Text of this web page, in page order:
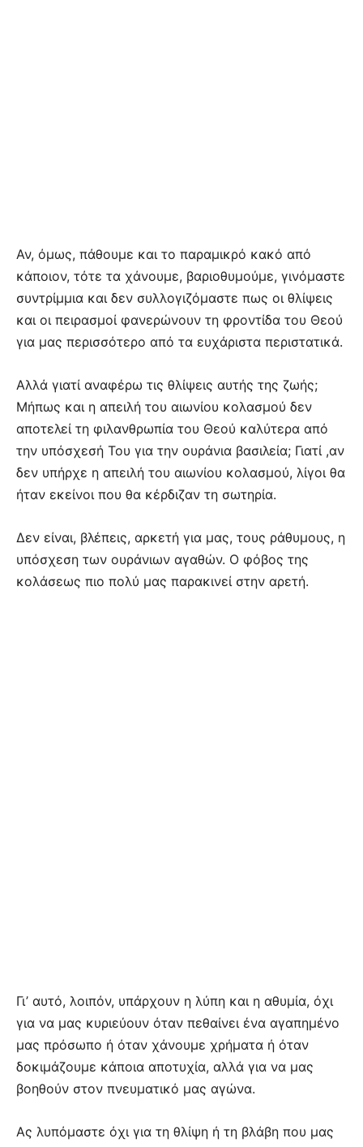
Αν, όμως, πάθουμε και το παραμικρό κακό από
κάποιον, τότε τα χάνουμε, βαριοθυμούμε, γινόμαστε
συντρίμμια και δεν συλλογιζόμαστε πως οι θλίψεις
και οι πειρασμοί φανερώνουν τη φροντίδα του Θεού
για μας περισσότερο από τα ευχάριστα περιστατικά.
Αλλά γιατί αναφέρω τις θλίψεις αυτής της ζωής;
Μήπως και η απειλή του αιωνίου κολασμού δεν
αποτελεί τη φιλανθρωπία του Θεού καλύτερα από
την υπόσχεσή Του για την ουράνια βασιλεία; Γιατί ,αν
δεν υπήρχε η απειλή του αιωνίου κολασμού, λίγοι θα
ήταν εκείνοι που θα κέρδιζαν τη σωτηρία.
Δεν είναι, βλέπεις, αρκετή για μας, τους ράθυμους, η
υπόσχεση των ουράνιων αγαθών. Ο φόβος της
κολάσεως πιο πολύ μας παρακινεί στην αρετή.
Γι’ αυτό, λοιπόν, υπάρχουν η λύπη και η αθυμία, όχι
για να μας κυριεύουν όταν πεθαίνει ένα αγαπημένο
μας πρόσωπο ή όταν χάνουμε χρήματα ή όταν
δοκιμάζουμε κάποια αποτυχία, αλλά για να μας
βοηθούν στον πνευματικό μας αγώνα.
Ας λυπόμαστε όχι για τη θλίψη ή τη βλάβη που μας